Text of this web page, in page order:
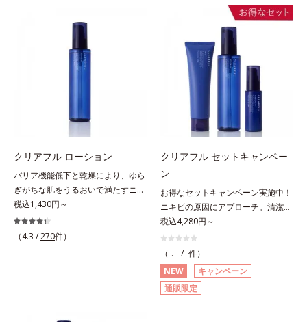
ヘキシルデカン酸アスコルビル、天
然ビタミンE、イノシット、フィチ
ン酸、ユズセラミド、スフィンゴ糖
いうわけではありません※敏感肌対
りません）※弱酸性（ローション・
モイスチャーのみ）アレルギーテス
ト済＝全ての方にアレルギーが起こ
らないということではありません。
ノンコメドジェニックテスト済＝す
べての人にコメド（ニキビのもと）
上向き(*11)のハリと透明感を。効
果的なシナジー設計で、あなたのエ
イジングケアを応援します。*1 メ
ラニンの生成を抑え、シミ・ソバカ
スを防ぐ（ウォッシュを除く）*2
オルビス内スキンケアシリーズの保
湿力*3 年齢に応じたお手入れのこ
と*4 角層まで*5 うるおいによ
る*6 乾燥、ハリ・ツヤのなさ
*7 乾燥による*8 保湿成分*9
ロニセラカエルレア果汁、ノバラエ
キス配合＝うるおいを与えハリと透
明感に満ちた肌へ導く保湿成分
*10 メマツヨイグサ抽出液、スイ
カズラエキス配合＝角層のすみずみ
まで水分・油分を保ち、ハリ・ツヤ
を与える保湿成分*11 気持ちのこ
と
ていることの根本原因に着目。加齢
とともに現れる年齢サイン(*5)につ
いて研究を進めたところ、弾力感の
ない状態である「ハリのなさ」や、
ていることが分かりました。そこで
オルビスユー ドットシリーズは美
ベーター(*8)」を配合。そして、従
来から配合している美白有効成分
「トラネキサム酸」を配合しまし
た。さらに、シリーズ共通の美容成
分(*7)「GLルートブースター(*9)」
を配合することで、肌のふっくら感
ーチする初期エイジングケアシリー
ズです。「うるおいの質」に着目
し、肌荒れを予防しながらうるおい
に満ちた美しい肌へと導きます。ポ
ーラ・オルビスグループ独自の肌荒
れ防止有効成分として、「DF-パン
テノール(*3)」を国内唯一(*4)、高
濃度で配合。角層のバリア機能にア
プローチして肌荒れを防ぎ、肌不調
にゆらがない肌を叶えます。そし
て、独自研究に基づいたアプローチ
成分「MCアクティベーター
(*5)」。肌のうるおいを引き出し・
高めて、ハリ感あふれる肌へと導き
ます。うるおいに満ちたゆらがない
肌をご体感いただくために設計され
た3ステップで、いつも力強く美し
くあり続けるあなたを応援します。
*1 肌にうるおいが満ち、維持され
ている状態*2 年齢に応じたお手入
れのこと*3 デクスパンテノール
クリアフル ローション
バリア機能低下と乾燥により、ゆら
ぎがちな肌をうるおいで満たすニキ
ビ対策化粧水。「ニキビをくり返し
てしまう」「毛穴目立ちが気にな
る」「マスク生活であごや口まわり
ケアシリーズです。5種の和漢植物
税込1,430円～
（4.3 /270件）
クリアフル セットキャンペー
ン
お得なセットキャンペーン実施中！
ニキビの原因にアプローチ。清潔な
垢抜け肌(*1)へ。「ニキビをくり返
してしまう」「毛穴目立ち(*2)が気
になる」「マスク生活であごや口ま
わりのニキビが気になる」というお
悩みに。くり返しニキビの根本原因
「肌のバリア機能の低下」と、肌悩
税込4,280円～
（-.-- / -件）
NEW
キャンペーン
通販限定